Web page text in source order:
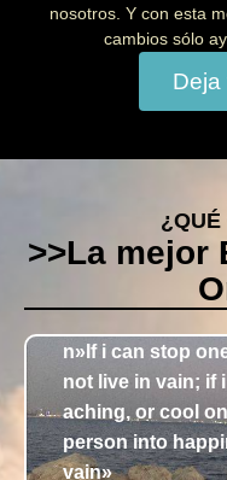
nosotros. Y con esta
cambios sólo
Deja
¿QUÉ
>>La mejor
n»If i can stop
not live in vain; if
aching, or cool
person into
vain»